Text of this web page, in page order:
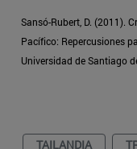
Sansó-Rubert, D. (2011).
Pacífico: Repercusiones
Universidad de Santiago
TAILANDIA